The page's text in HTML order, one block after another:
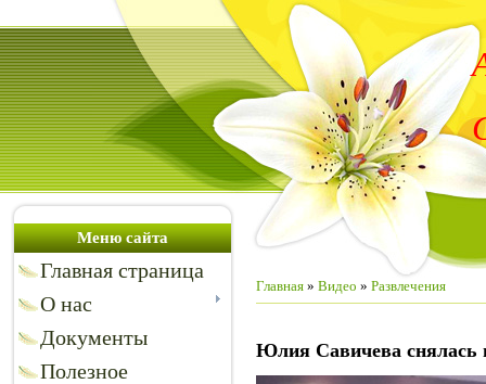
Меню сайта
Главная страница
О нас
Документы
Полезное
Главная » Видео » Развлечения
Юлия Савичева снялась